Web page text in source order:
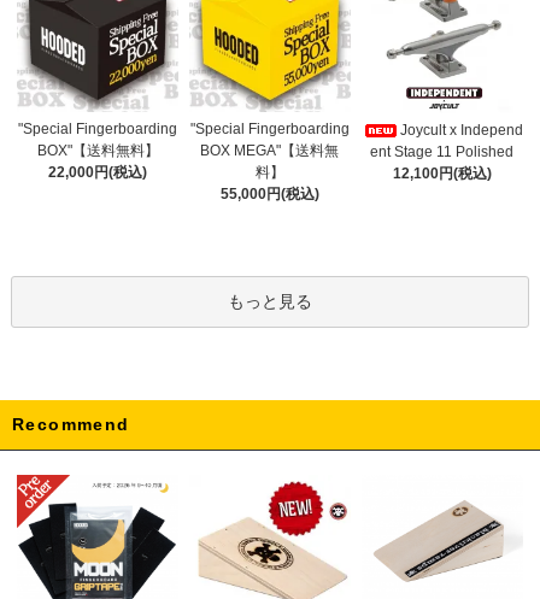
"Special Fingerboarding
BOX"【送料無料】
22,000円(税込)
"Special Fingerboarding
BOX MEGA"【送料無
料】
55,000円(税込)
Joycult x Independ
ent Stage 11 Polished
12,100円(税込)
もっと見る
Recommend